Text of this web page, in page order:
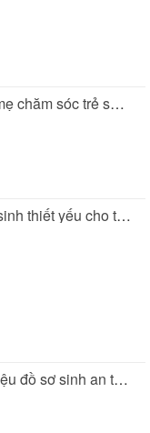
Bé Tuti cùng mẹ chăm sóc trẻ sơ sinh...
Những đồ sơ sinh thiết yếu cho trẻ sơ...
Các thương hiệu đồ sơ sinh an toàn cho...